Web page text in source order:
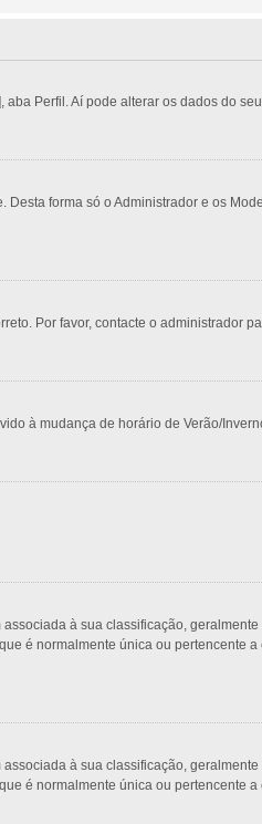
Perfil. Aí pode alterar os dados do
forma só o Administrador e os
Por favor, contacte o administrador
à mudança de horário de Verão/
à sua classificação,
é normalmente única ou pertencente
à sua classificação,
é normalmente única ou pertencente